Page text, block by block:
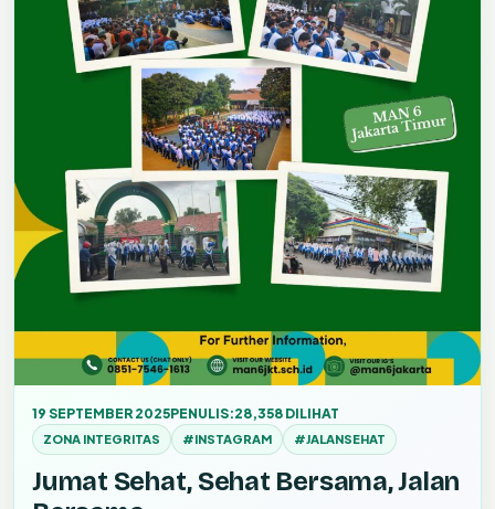
19 SEPTEMBER 2025PENULIS:28,358 DILIHAT
ZONA INTEGRITAS #INSTAGRAM #JALANSEHAT
Jumat Sehat, Sehat Bersama, Jalan